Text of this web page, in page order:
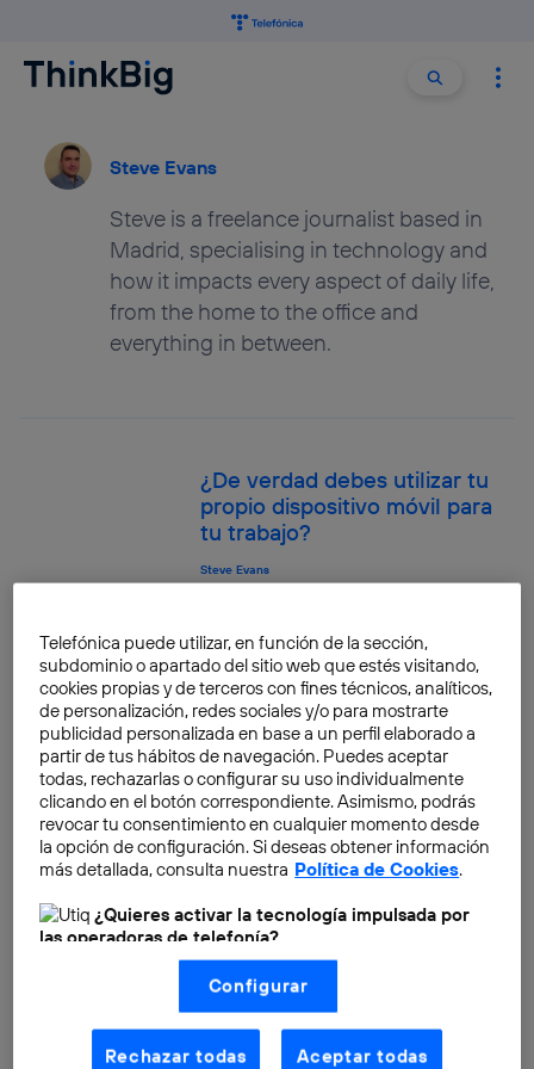
Buscar
Steve Evans
Steve is a freelance journalist based in
Madrid, specialising in technology and
how it impacts every aspect of daily life,
from the home to the office and
everything in between.
¿De verdad debes utilizar tu
propio dispositivo móvil para
tu trabajo?
Steve Evans
¿La inversión en venture
capital es realmente una
señal de éxito?
Steve Evans
Cómo los wearables nos
hacen más productivos
Steve Evans
Cómo protegerse en Internet
Telefónica puede utilizar, en función de la sección,
subdominio o apartado del sitio web que estés visitando,
cookies propias y de terceros con fines técnicos, analíticos,
de personalización, redes sociales y/o para mostrarte
publicidad personalizada en base a un perfil elaborado a
partir de tus hábitos de navegación. Puedes aceptar
todas, rechazarlas o configurar su uso individualmente
clicando en el botón correspondiente. Asimismo, podrás
revocar tu consentimiento en cualquier momento desde
la opción de configuración. Si deseas obtener información
más detallada, consulta nuestra Política de Cookies.
¿Quieres activar la tecnología impulsada por
las operadoras de telefonía?
Nosotros, Telefónica S.A., utilizamos la tecnología Utiq para
realizar nuestras acciones de marketing digital o análisis
(como se describe en este aviso de consentimiento)
basadas en tu navegación en nuestra(s) web(s)
aquí(solo cuando utilizas una conexión a
Configurar
Rechazar todas Aceptar todas